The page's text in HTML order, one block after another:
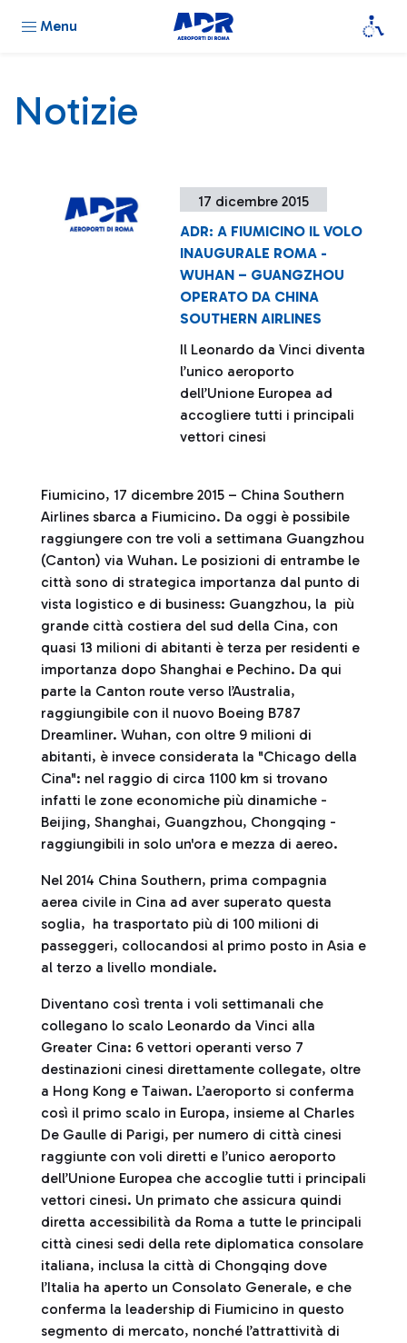
Menu
Notizie
17 dicembre 2015
ADR: A FIUMICINO IL VOLO
INAUGURALE ROMA -
WUHAN – GUANGZHOU
OPERATO DA CHINA
SOUTHERN AIRLINES
Il Leonardo da Vinci diventa
l’unico aeroporto
dell’Unione Europea ad
accogliere tutti i principali
vettori cinesi
Fiumicino, 17 dicembre 2015 – China Southern
Airlines sbarca a Fiumicino. Da oggi è possibile
raggiungere con tre voli a settimana Guangzhou
(Canton) via Wuhan. Le posizioni di entrambe le
città sono di strategica importanza dal punto di
vista logistico e di business: Guangzhou, la più
grande città costiera del sud della Cina, con
quasi 13 milioni di abitanti è terza per residenti e
importanza dopo Shanghai e Pechino. Da qui
parte la Canton route verso l’Australia,
raggiungibile con il nuovo Boeing B787
Dreamliner. Wuhan, con oltre 9 milioni di
abitanti, è invece considerata la "Chicago della
Cina": nel raggio di circa 1100 km si trovano
infatti le zone economiche più dinamiche -
Beijing, Shanghai, Guangzhou, Chongqing -
raggiungibili in solo un'ora e mezza di aereo.
Nel 2014 China Southern, prima compagnia
aerea civile in Cina ad aver superato questa
soglia, ha trasportato più di 100 milioni di
passeggeri, collocandosi al primo posto in Asia e
al terzo a livello mondiale.
Diventano così trenta i voli settimanali che
collegano lo scalo Leonardo da Vinci alla
Greater Cina: 6 vettori operanti verso 7
destinazioni cinesi direttamente collegate, oltre
a Hong Kong e Taiwan. L’aeroporto si conferma
così il primo scalo in Europa, insieme al Charles
De Gaulle di Parigi, per numero di città cinesi
raggiunte con voli diretti e l’unico aeroporto
dell’Unione Europea che accoglie tutti i principali
vettori cinesi. Un primato che assicura quindi
diretta accessibilità da Roma a tutte le principali
città cinesi sedi della rete diplomatica consolare
italiana, inclusa la città di Chongqing dove
l’Italia ha aperto un Consolato Generale, e che
conferma la leadership di Fiumicino in questo
segmento di mercato, nonché l’attrattività di